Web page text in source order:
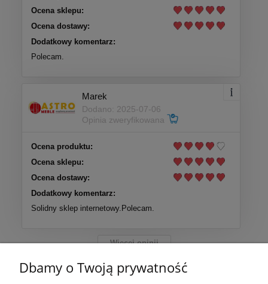
Ocena sklepu:
Ocena dostawy:
Dodatkowy komentarz:
Polecam.
Marek
Dodano: 2025-07-06
Opinia zweryfikowana
Ocena produktu:
Ocena sklepu:
Ocena dostawy:
Dodatkowy komentarz:
Solidny sklep internetowy.Polecam.
Więcej opinii
Dbamy o Twoją prywatność